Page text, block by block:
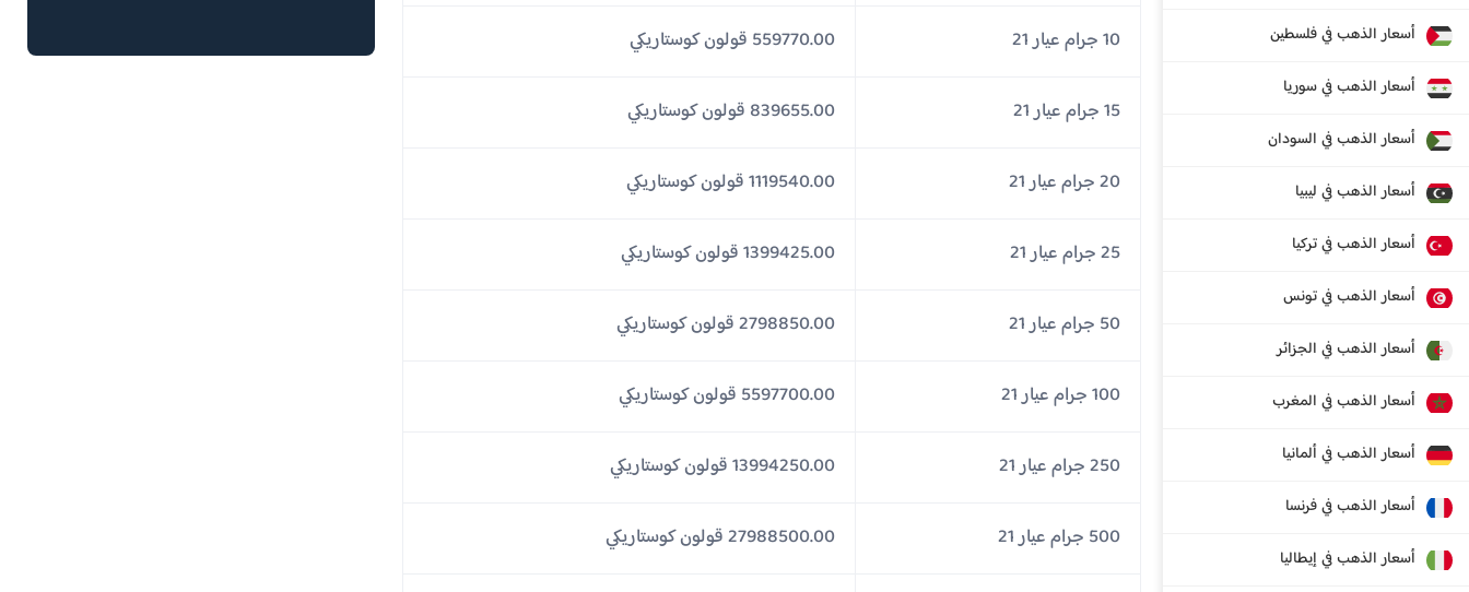
أسعار الذهب في فلسطين
أسعار الذهب في سوريا
أسعار الذهب في السودان
أسعار الذهب في ليبيا
أسعار الذهب في تركيا
أسعار الذهب في تونس
أسعار الذهب في الجزائر
أسعار الذهب في المغرب
أسعار الذهب في ألمانيا
أسعار الذهب في فرنسا
أسعار الذهب في إيطاليا
10 جرام عيار 21 559770.00 قولون كوستاريكي
15 جرام عيار 21 839655.00 قولون كوستاريكي
20 جرام عيار 21 1119540.00 قولون كوستاريكي
25 جرام عيار 21 1399425.00 قولون كوستاريكي
50 جرام عيار 21 2798850.00 قولون كوستاريكي
100 جرام عيار 21 5597700.00 قولون كوستاريكي
250 جرام عيار 21 13994250.00 قولون كوستاريكي
500 جرام عيار 21 27988500.00 قولون كوستاريكي